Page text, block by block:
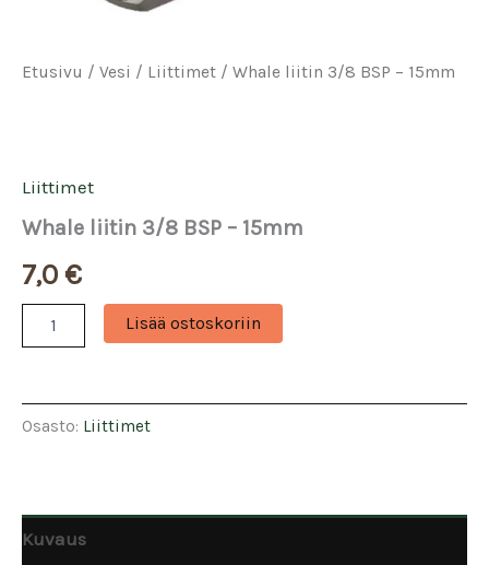
Etusivu / Vesi / Liittimet / Whale liitin 3/8 BSP – 15mm
Liittimet
Whale liitin 3/8 BSP – 15mm
7,0 €
-
15mm
Lisää ostoskoriin
Osasto: Liittimet
Kuvaus